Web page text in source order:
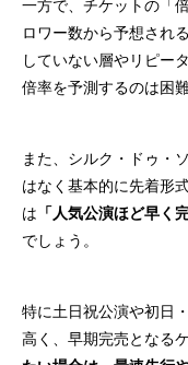
一方で、チケットの「
ロワー数から予想され
していない層やリピー
倍率を予測するのは困難
また、シルク・ドゥ・
はなく基本的に先着形
は 「人気公演ほど早く
でしょう。
特に土日祝公演や初日
高く、早期完売となる